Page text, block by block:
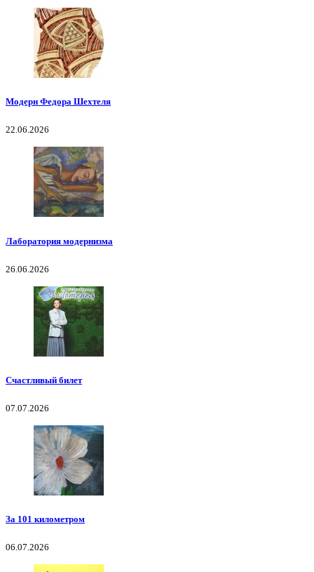
Модерн Федора Шехтеля
22.06.2026
Лаборатория модернизма
26.06.2026
Счастливый билет
07.07.2026
За 101 километром
06.07.2026